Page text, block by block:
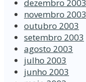
dezembro 2003
novembro 2003
outubro 2003
setembro 2003
agosto 2003
julho 2003
junho 2003